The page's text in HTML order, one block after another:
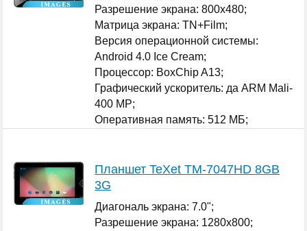
Разрешение экрана: 800x480;
Матрица экрана: TN+Film;
Версия операционной системы:
Android 4.0 Ice Cream;
Процессор: BoxChip A13;
Графический ускоритель: да ARM Mali-
400 MP;
Оперативная память: 512 МБ;
Планшет TeXet TM-7047HD 8GB
3G
Диагональ экрана: 7.0";
Разрешение экрана: 1280x800;